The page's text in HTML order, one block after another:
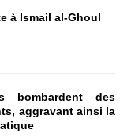
à Ismail al-Ghoul
bombardent des
aggravant ainsi la